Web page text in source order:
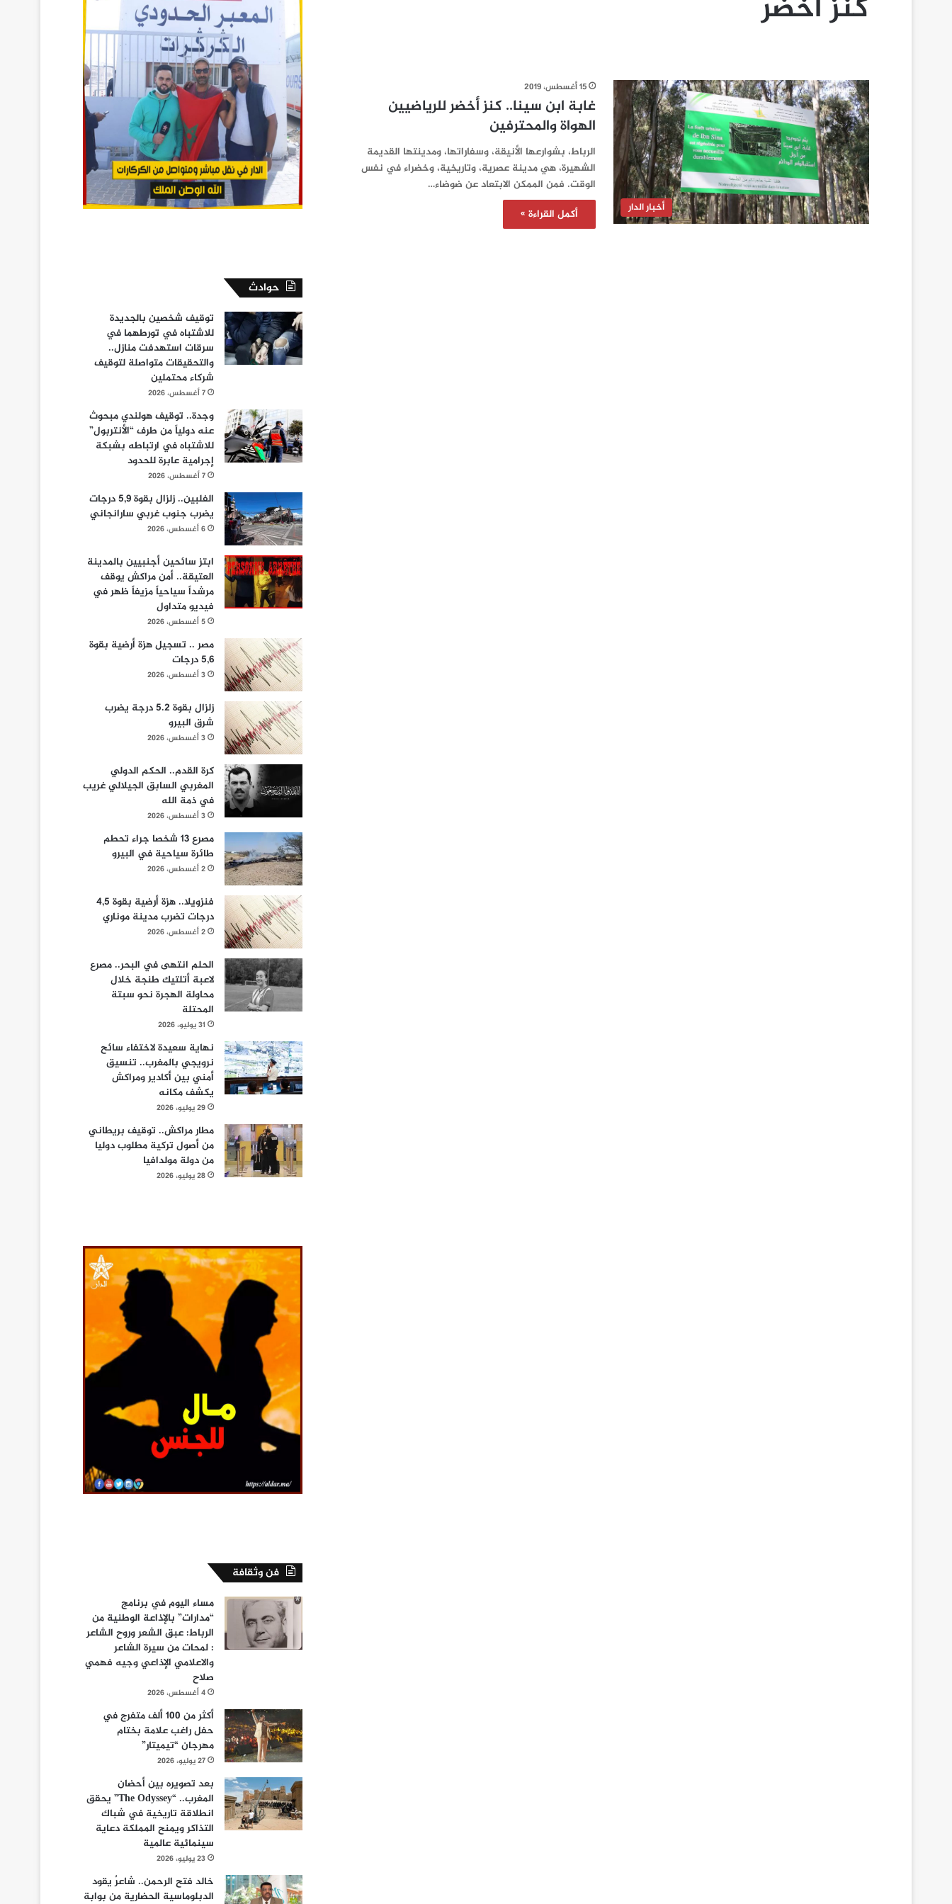
كنز أخضر
أخبار الدار
15 أغسطس، 2019
غابة ابن سينا.. كنز أخضر للرياضيين
الهواة والمحترفين
الرباط، بشوارعها الأنيقة، وسفاراتها، ومدينتها القديمة
الشهيرة، هي مدينة عصرية، وتاريخية، وخضراء في نفس
الوقت. فمن الممكن الابتعاد عن ضوضاء…
أكمل القراءة »
حوادث
توقيف شخصين بالجديدة
للاشتباه في تورطهما في
سرقات استهدفت منازل..
والتحقيقات متواصلة لتوقيف
شركاء محتملين
7 أغسطس، 2026
وجدة.. توقيف هولندي مبحوث
عنه دولياً من طرف “الأنتربول”
للاشتباه في ارتباطه بشبكة
إجرامية عابرة للحدود
7 أغسطس، 2026
الفلبين.. زلزال بقوة 5,9 درجات
يضرب جنوب غربي سارانجاني
6 أغسطس، 2026
ابتز سائحين أجنبيين بالمدينة
العتيقة.. أمن مراكش يوقف
مرشداً سياحياً مزيفاً ظهر في
فيديو متداول
5 أغسطس، 2026
مصر .. تسجيل هزة أرضية بقوة
5,6 درجات
3 أغسطس، 2026
زلزال بقوة 5.2 درجة يضرب
شرق البيرو
3 أغسطس، 2026
كرة القدم.. الحكم الدولي
المغربي السابق الجيلالي غريب
في ذمة الله
3 أغسطس، 2026
مصرع 13 شخصا جراء تحطم
طائرة سياحية في البيرو
2 أغسطس، 2026
فنزويلا.. هزة أرضية بقوة 4,5
درجات تضرب مدينة موناري
2 أغسطس، 2026
الحلم انتهى في البحر.. مصرع
لاعبة أتلتيك طنجة خلال
محاولة الهجرة نحو سبتة
المحتلة
31 يوليو، 2026
نهاية سعيدة لاختفاء سائح
نرويجي بالمغرب.. تنسيق
أمني بين أكادير ومراكش
يكشف مكانه
29 يوليو، 2026
مطار مراكش.. توقيف بريطاني
من أصول تركية مطلوب دوليا
من دولة مولدافيا
28 يوليو، 2026
فن وثقافة
مساء اليوم في برنامج
“مدارات” بالإذاعة الوطنية من
الرباط: عبق الشعر وروح الشاعر
: لمحات من سيرة الشاعر
والاعلامي الإذاعي وجيه فهمي
صلاح
4 أغسطس، 2026
أكثر من 100 ألف متفرج في
حفل راغب علامة بختام
مهرجان “تيميتار”
27 يوليو، 2026
بعد تصويره بين أحضان
المغرب.. “The Odyssey” يحقق
انطلاقة تاريخية في شباك
التذاكر ويمنح المملكة دعاية
سينمائية عالمية
23 يوليو، 2026
خالد فتح الرحمن.. شاعرٌ يقود
الدبلوماسية الحضارية من بوابة